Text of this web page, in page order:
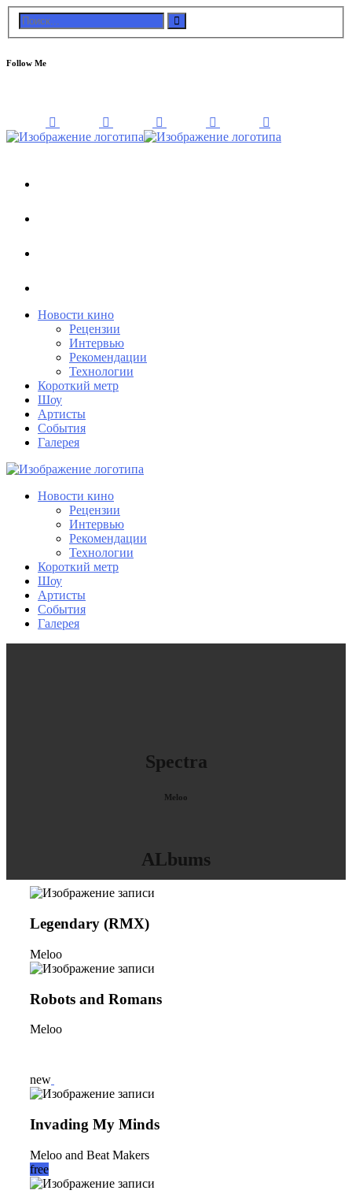
Follow Me
Новости кино
Рецензии
Интервью
Рекомендации
Технологии
Короткий метр
Шоу
Артисты
События
Галерея
Новости кино
Рецензии
Интервью
Рекомендации
Технологии
Короткий метр
Шоу
Артисты
События
Галерея
Spectra
Meloo
ALbums
Legendary (RMX)
Meloo
Robots and Romans
Meloo
new
Invading My Minds
Meloo and Beat Makers
free